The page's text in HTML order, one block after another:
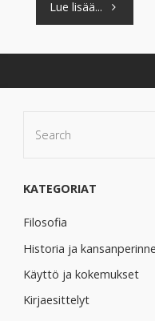
Lue lisää... "Kestävä
2022"
KATEGORIAT
Filosofia
Historia ja kansanperinne
Käyttö ja kokemukset
Kirjaesittelyt